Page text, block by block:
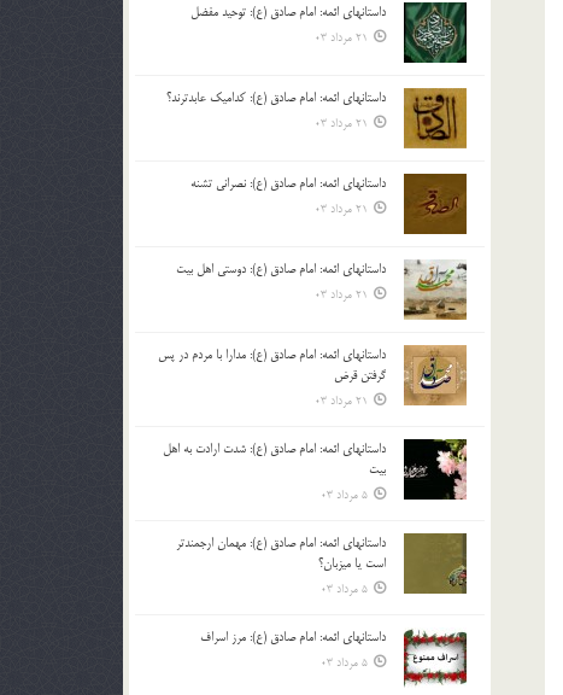
داستانهای ائمه: امام صادق (ع): توحید مفضل
21 مرداد 03
داستانهای ائمه: امام صادق (ع): کدامیک عابدترند؟
21 مرداد 03
داستانهای ائمه: امام صادق (ع): نصرانی تشنه
21 مرداد 03
داستانهای ائمه: امام صادق (ع): دوستی اهل بیت
21 مرداد 03
داستانهای ائمه: امام صادق (ع): مدارا با مردم در پس
گرفتن قرض
21 مرداد 03
داستانهای ائمه: امام صادق (ع): شدت ارادت به اهل
بیت
5 مرداد 03
داستانهای ائمه: امام صادق (ع): مهمان ارجمندتر
است یا میزبان؟
5 مرداد 03
داستانهای ائمه: امام صادق (ع): مرز اسراف
5 مرداد 03